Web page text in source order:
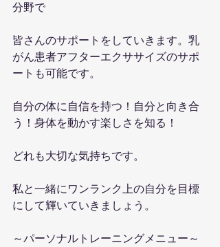
分野で
皆さんのサポートをしていきます。乳
がん患者アフターエクササイズのサポ
ートも可能です。
自分の体に自信を持つ！自分と向き合
う！身体を動かす楽しさを知る！
どれも大切な気持ちです。
私と一緒にワンランク上の自分を目標
にして輝いていきましょう。
～パーソナルトレーニングメニュー～